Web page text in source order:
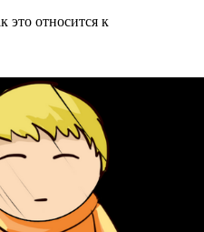
это относится к